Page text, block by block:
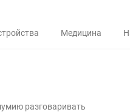
Медицина
разговаривать